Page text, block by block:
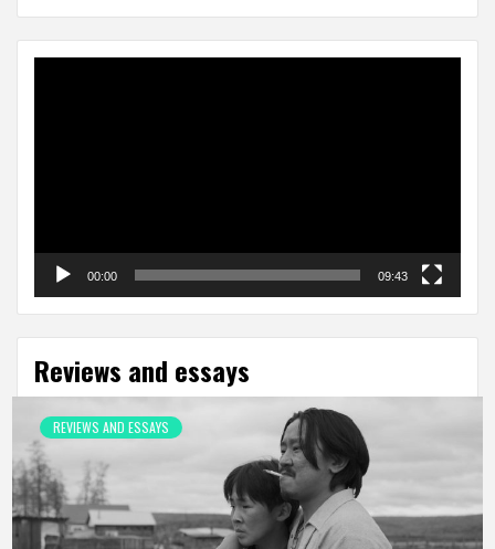
00:00 09:43
Reviews and essays
REVIEWS AND ESSAYS